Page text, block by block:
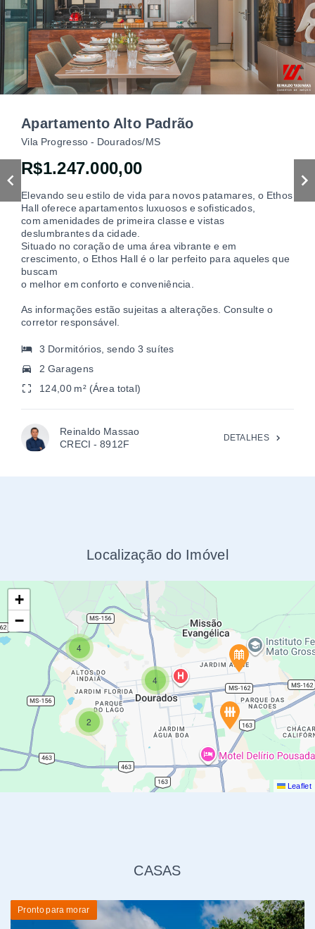
O Euro Garden Residence SPA & Resort tem se
destacando no alto da Av. Presidente Vargas,
atraindo olhares de famílias que buscam morar no local de
destaque de Dourados.
Corretor Reinaldo Yasunaka
Creci 8912/MS
(67) 996697575
3 Dormitórios, sendo 3 suítes
3 Garagens
117,00 m² (Área total)
Reinaldo Massao
CRECI - 8912F
DETALHES
Localização do Imóvel
4
+
−
Leaflet
CASAS
Pronto para morar
Ref.: 160